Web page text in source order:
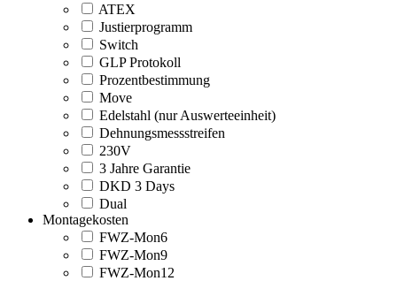
ATEX
Justierprogramm
Switch
GLP Protokoll
Prozentbestimmung
Move
Edelstahl (nur Auswerteeinheit)
Dehnungsmessstreifen
230V
3 Jahre Garantie
DKD 3 Days
Dual
Montagekosten
FWZ-Mon6
FWZ-Mon9
FWZ-Mon12